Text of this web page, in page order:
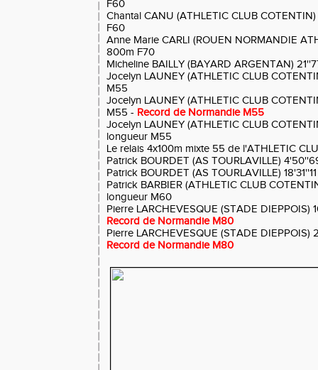
F60
Chantal CANU (ATHLETIC CLUB
F60
Anne Marie CARLI (ROUEN NORMANDIE
800m F70
Micheline BAILLY (BAYARD ARGENTAN)
Jocelyn LAUNEY (ATHLETIC CLUB
M55
Jocelyn LAUNEY (ATHLETIC CLUB
M55 - Record de Normandie M55
Jocelyn LAUNEY (ATHLETIC CLUB
longueur M55
Le relais 4x100m mixte 55 de l'ATHLETIC
Patrick BOURDET (AS TOURLAVILLE)
Patrick BOURDET (AS TOURLAVILLE)
Patrick BARBIER (ATHLETIC CLUB
longueur M60
Pierre LARCHEVESQUE (STADE
Record de Normandie M80
Pierre LARCHEVESQUE (STADE
Record de Normandie M80